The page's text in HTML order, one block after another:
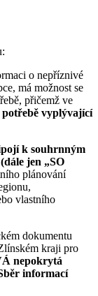
o nepříznivé
má možnost se
přičemž ve
potřebě vyplývající
k souhrnným
jen „SO
plánování
vlastního
dokumentu
kraji pro
nepokrytá
informací